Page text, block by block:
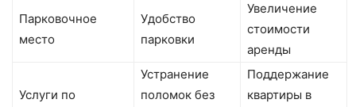
Парковочное
место
Удобство
парковки
Увеличение
стоимости
аренды
Услуги по
Устранение
поломок без
Поддержание
квартиры в